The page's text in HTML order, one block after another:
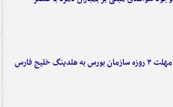
مهلت ۳ روزه سازمان بورس به هلدینگ خلیج فارس